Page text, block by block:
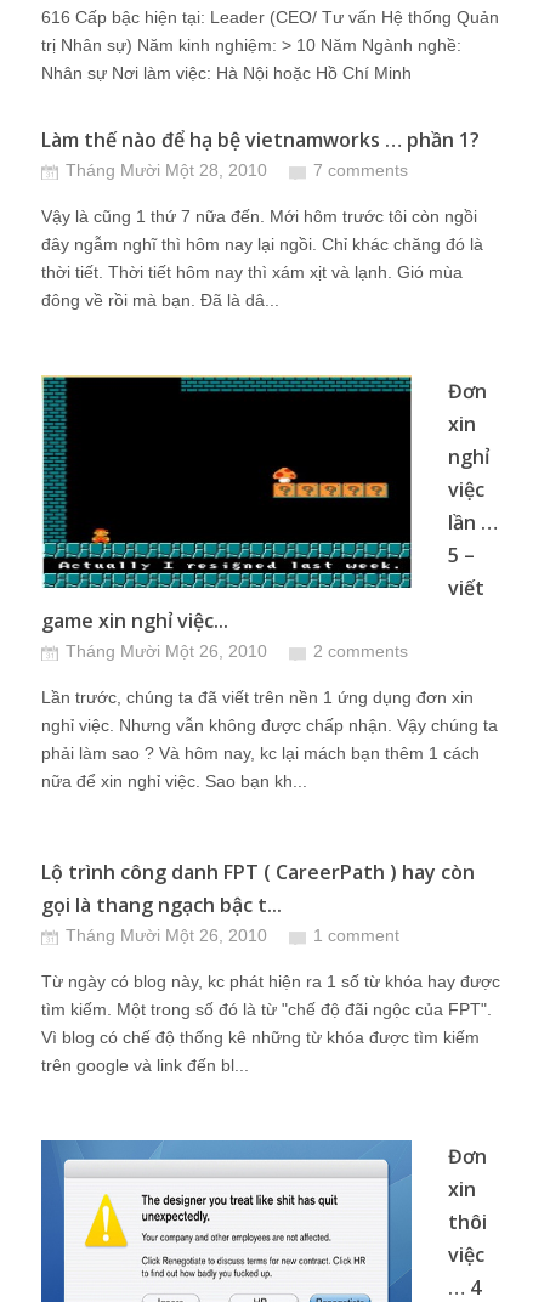
616 Cấp bậc hiện tại: Leader (CEO/ Tư vấn Hệ thống Quản
trị Nhân sự) Năm kinh nghiệm: > 10 Năm Ngành nghề:
Nhân sự Nơi làm việc: Hà Nội hoặc Hồ Chí Minh
Làm thế nào để hạ bệ vietnamworks … phần 1?
Tháng Mười Một 28, 2010 7 comments
Vậy là cũng 1 thứ 7 nữa đến. Mới hôm trước tôi còn ngồi
đây ngẫm nghĩ thì hôm nay lại ngồi. Chỉ khác chăng đó là
thời tiết. Thời tiết hôm nay thì xám xịt và lạnh. Gió mùa
đông về rồi mà bạn. Đã là dâ...
Đơn
xin
nghỉ
việc
lần …
5 –
viết
game xin nghỉ việc...
Tháng Mười Một 26, 2010 2 comments
Lần trước, chúng ta đã viết trên nền 1 ứng dụng đơn xin
nghỉ việc. Nhưng vẫn không được chấp nhận. Vậy chúng ta
phải làm sao ? Và hôm nay, kc lại mách bạn thêm 1 cách
nữa để xin nghỉ việc. Sao bạn kh...
Lộ trình công danh FPT ( CareerPath ) hay còn
gọi là thang ngạch bậc t...
Tháng Mười Một 26, 2010 1 comment
Từ ngày có blog này, kc phát hiện ra 1 số từ khóa hay được
tìm kiếm. Một trong số đó là từ "chế độ đãi ngộc của FPT".
Vì blog có chế độ thống kê những từ khóa được tìm kiếm
trên google và link đến bl...
Đơn
xin
thôi
việc
… 4